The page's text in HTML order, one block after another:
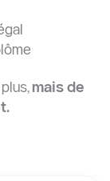
mais de